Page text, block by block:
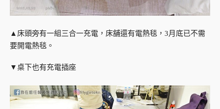
▲床頭旁有一組三合一充電，床舖還有電熱毯，3月底已不需
要開電熱毯。
▼桌下也有充電插座